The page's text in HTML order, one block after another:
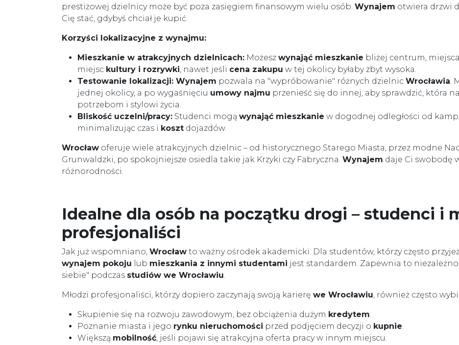
prestiżowej dzielnicy może być poza zasięgiem finansowym wielu osób. Wynajem otwiera drzwi
Cię stać, gdybyś chciał je kupić.
Korzyści lokalizacyjne z wynajmu:
Mieszkanie w atrakcyjnych dzielnicach: Możesz wynająć mieszkanie bliżej centrum,
miejsc kultury i rozrywki, nawet jeśli cena zakupu w tej okolicy byłaby zbyt wysoka.
Testowanie lokalizacji: Wynajem pozwala na "wypróbowanie" różnych dzielnic Wrocławia.
jednej okolicy, a po wygaśnięciu umowy najmu przenieść się do innej, aby sprawdzić, która
potrzebom i stylowi życia.
Bliskość uczelni/pracy: Studenci mogą wynająć mieszkanie w dogodnej odległości od
minimalizując czas i koszt dojazdów.
Wrocław oferuje wiele atrakcyjnych dzielnic – od historycznego Starego Miasta, przez modne
Grunwaldzki, po spokojniejsze osiedla takie jak Krzyki czy Fabryczna. Wynajem daje Ci swobodę
różnorodności.
Idealne dla osób na początku drogi – studenci i
profesjonaliści
Jak już wspomniano, Wrocław to ważny ośrodek akademicki. Dla studentów, którzy często
wynajem pokoju lub mieszkania z innymi studentami jest standardem. Zapewnia to
siebie" podczas studiów we Wrocławiu.
Młodzi profesjonaliści, którzy dopiero zaczynają swoją karierę we Wrocławiu, również często
Skupienie się na rozwoju zawodowym, bez obciążenia dużym kredytem.
Poznanie miasta i jego rynku nieruchomości przed podjęciem decyzji o kupnie.
Większą mobilność, jeśli pojawi się atrakcyjna oferta pracy w innym miejscu.